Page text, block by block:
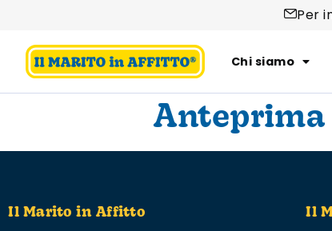
Per
Chi siamo
Il Marito in Affitto Il